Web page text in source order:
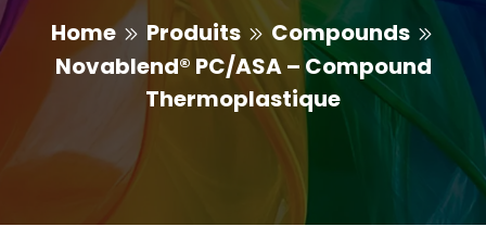
Home Produits
Compounds
Novablend® PC/ASA – Compound
Thermoplastique